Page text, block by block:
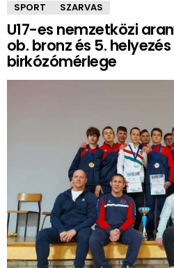
SPORT SZARVAS
U17-es nemzetközi
ob. bronz és 5.
birkózómérlege